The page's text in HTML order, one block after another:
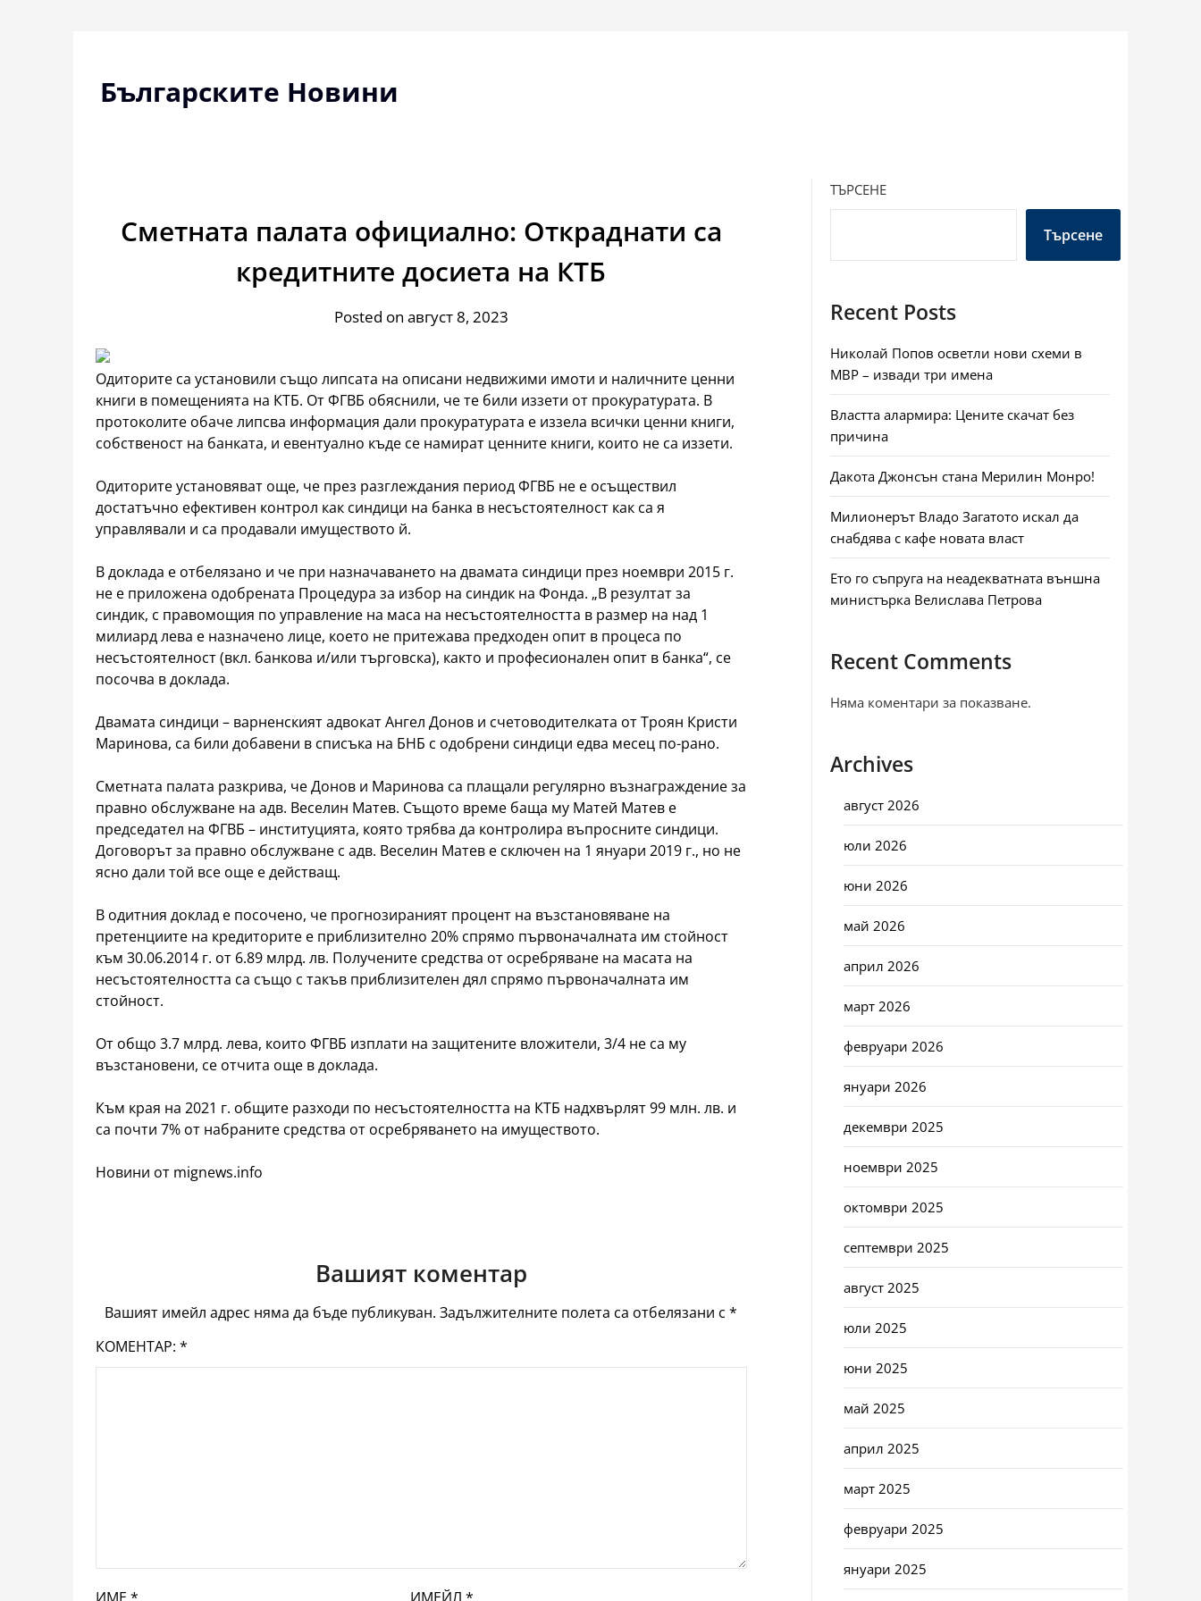
Българските Новини
Сметната палата официално: Откраднати са
кредитните досиета на КТБ
Posted on август 8, 2023
Одиторите са установили също липсата на описани недвижими имоти и наличните ценни
книги в помещенията на КТБ. От ФГВБ обяснили, че те били иззети от прокуратурата. В
протоколите обаче липсва информация дали прокуратурата е иззела всички ценни книги,
собственост на банката, и евентуално къде се намират ценните книги, които не са иззети.
Одиторите установяват още, че през разглеждания период ФГВБ не е осъществил
достатъчно ефективен контрол как синдици на банка в несъстоятелност как са я
управлявали и са продавали имуществото й.
В доклада е отбелязано и че при назначаването на двамата синдици през ноември 2015 г.
не е приложена одобрената Процедура за избор на синдик на Фонда. „В резултат за
синдик, с правомощия по управление на маса на несъстоятелността в размер на над 1
милиард лева е назначено лице, което не притежава предходен опит в процеса по
несъстоятелност (вкл. банкова и/или търговска), както и професионален опит в банка“, се
посочва в доклада.
Двамата синдици – варненският адвокат Ангел Донов и счетоводителката от Троян Кристи
Маринова, са били добавени в списъка на БНБ с одобрени синдици едва месец по-рано.
Сметната палата разкрива, че Донов и Маринова са плащали регулярно възнаграждение за
правно обслужване на адв. Веселин Матев. Същото време баща му Матей Матев е
председател на ФГВБ – институцията, която трябва да контролира въпросните синдици.
Договорът за правно обслужване с адв. Веселин Матев е сключен на 1 януари 2019 г., но не
ясно дали той все още е действащ.
В одитния доклад е посочено, че прогнозираният процент на възстановяване на
претенциите на кредиторите е приблизително 20% спрямо първоначалната им стойност
към 30.06.2014 г. от 6.89 млрд. лв. Получените средства от осребряване на масата на
несъстоятелността са също с такъв приблизителен дял спрямо първоначалната им
стойност.
От общо 3.7 млрд. лева, които ФГВБ изплати на защитените вложители, 3/4 не са му
възстановени, се отчита още в доклада.
Към края на 2021 г. общите разходи по несъстоятелността на КТБ надхвърлят 99 млн. лв. и
са почти 7% от набраните средства от осребряването на имуществото.
Новини от mignews.info
Вашият коментар
Вашият имейл адрес няма да бъде публикуван. Задължителните полета са отбелязани с*
КОМЕНТАР: *
ТЪРСЕНЕ
Търсене
Recent Posts
Николай Попов осветли нови схеми в
МВР – извади три имена
Властта алармира: Цените скачат без
причина
Дакота Джонсън стана Мерилин Монро!
Милионерът Владо Загатото искал да
снабдява с кафе новата власт
Ето го съпруга на неадекватната външна
министърка Велислава Петрова
Recent Comments
Няма коментари за показване.
Archives
август 2026
юли 2026
юни 2026
май 2026
април 2026
март 2026
февруари 2026
януари 2026
декември 2025
ноември 2025
октомври 2025
септември 2025
август 2025
юли 2025
юни 2025
май 2025
април 2025
март 2025
февруари 2025
януари 2025